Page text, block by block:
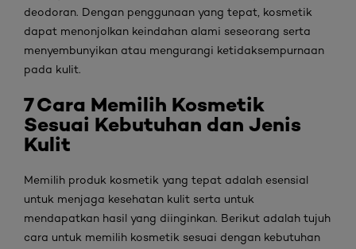
deodoran. Dengan penggunaan yang tepat, kosmetik
dapat menonjolkan keindahan alami seseorang serta
menyembunyikan atau mengurangi ketidaksempurnaan
pada kulit.
7 Cara Memilih Kosmetik
Sesuai Kebutuhan dan Jenis
Kulit
Memilih produk kosmetik yang tepat adalah esensial
untuk menjaga kesehatan kulit serta untuk
mendapatkan hasil yang diinginkan. Berikut adalah tujuh
cara untuk memilih kosmetik sesuai dengan kebutuhan